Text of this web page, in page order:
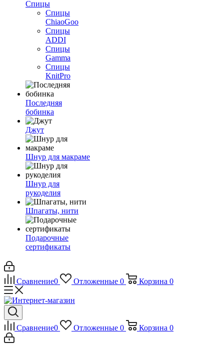
Спицы
Спицы
ChiaoGoo
Спицы
ADDI
Спицы
Gamma
Спицы
KnitPro
Последняя
бобинка
Джут
Шнур для макраме
Шнур для
рукоделия
Шпагаты, нити
Подарочные
сертификаты
Сравнение0 Отложенные 0 Корзина 0
Сравнение0 Отложенные 0 Корзина 0